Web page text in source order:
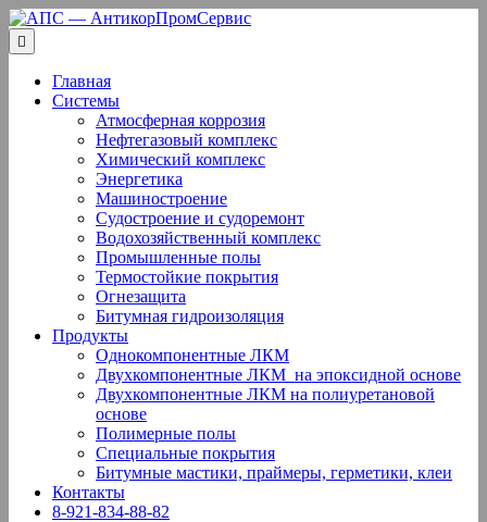
Перейти
к
содержанию
Главная
Системы
Атмосферная коррозия
Нефтегазовый комплекс
Химический комплекс
Энергетика
Машиностроение
Судостроение и судоремонт
Водохозяйственный комплекс
Промышленные полы
Термостойкие покрытия
Огнезащита
Битумная гидроизоляция
Продукты
Однокомпонентные ЛКМ
Двухкомпонентные ЛКМ ­ на эпоксидной основе
Двухкомпонентные ЛКМ на полиуретановой
основе
Полимерные полы
Специальные покрытия
Битумные мастики, праймеры, герметики, клеи
Контакты
8-921-834-88-82